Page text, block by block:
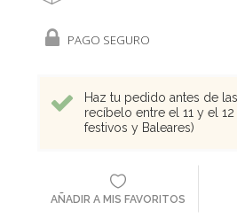
PAGO SEGURO
Haz tu pedido antes de
recíbelo entre el 11 y el
festivos y Baleares)
AÑADIR A MIS FAVORITOS